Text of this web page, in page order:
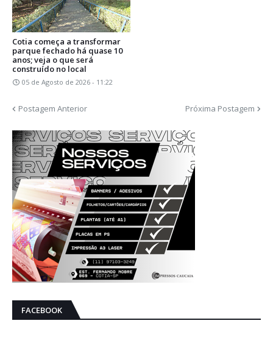
Cotia começa a transformar
parque fechado há quase 10
anos; veja o que será
construído no local
05 de Agosto de 2026 - 11:22
Postagem Anterior Próxima Postagem
FACEBOOK